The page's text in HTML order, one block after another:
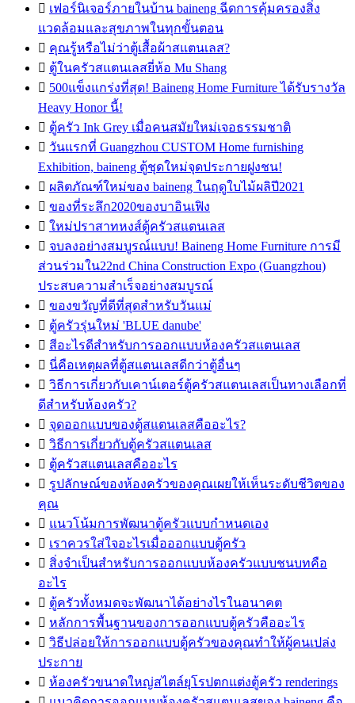
 เฟอร์นิเจอร์ภายในบ้าน baineng ฉีดการคุ้มครองสิ่ง
แวดล้อมและสุขภาพในทุกขั้นตอน
 คุณรู้หรือไม่ว่าตู้เสื้อผ้าสแตนเลส?
 ตู้ในครัวสแตนเลสยี่ห้อ Mu Shang
 500แข็งแกร่งที่สุด! Baineng Home Furniture ได้รับรางวัล
Heavy Honor นี้!
 ตู้ครัว Ink Grey เมื่อคนสมัยใหม่เจอธรรมชาติ
 วันแรกที่ Guangzhou CUSTOM Home furnishing
Exhibition, baineng ตู้ชุดใหม่จุดประกายฝูงชน!
 ผลิตภัณฑ์ใหม่ของ baineng ในฤดูใบไม้ผลิปี2021
 ของที่ระลึก2020ของบาอินเฟิง
 ใหม่ปราสาทหงส์ตู้ครัวสแตนเลส
 จบลงอย่างสมบูรณ์แบบ! Baineng Home Furniture การมี
ส่วนร่วมใน22nd China Construction Expo (Guangzhou)
ประสบความสำเร็จอย่างสมบูรณ์
 ของขวัญที่ดีที่สุดสำหรับวันแม่
 ตู้ครัวรุ่นใหม่ 'BLUE danube'
 สีอะไรดีสำหรับการออกแบบห้องครัวสแตนเลส
 นี่คือเหตุผลที่ตู้สแตนเลสดีกว่าตู้อื่นๆ
 วิธีการเกี่ยวกับเคาน์เตอร์ตู้ครัวสแตนเลสเป็นทางเลือกที่
ดีสำหรับห้องครัว?
 จุดออกแบบของตู้สแตนเลสคืออะไร?
 วิธีการเกี่ยวกับตู้ครัวสแตนเลส
 ตู้ครัวสแตนเลสคืออะไร
 รูปลักษณ์ของห้องครัวของคุณเผยให้เห็นระดับชีวิตของ
คุณ
 แนวโน้มการพัฒนาตู้ครัวแบบกำหนดเอง
 เราควรใส่ใจอะไรเมื่อออกแบบตู้ครัว
 สิ่งจำเป็นสำหรับการออกแบบห้องครัวแบบชนบทคือ
อะไร
 ตู้ครัวทั้งหมดจะพัฒนาได้อย่างไรในอนาคต
 หลักการพื้นฐานของการออกแบบตู้ครัวคืออะไร
 วิธีปล่อยให้การออกแบบตู้ครัวของคุณทำให้ผู้คนเปล่ง
ประกาย
 ห้องครัวขนาดใหญ่สไตล์ยุโรปตกแต่งตู้ครัว renderings